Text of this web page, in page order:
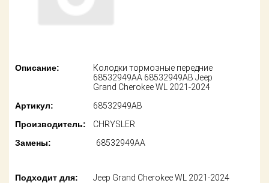
Оплата
Поставщикам
Описание:
Колодки тормозные передние
68532949AA 68532949AB Jeep
Grand Cherokee WL 2021-2024
Артикул:
68532949AB
Производитель:
CHRYSLER
Замены:
68532949AA
Подходит для: Jeep Grand Cherokee WL 2021-2024